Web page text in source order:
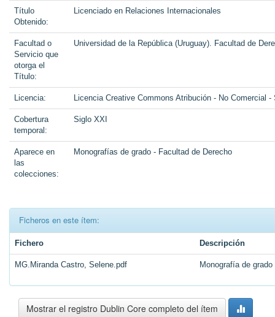
Título
Obtenido:
Licenciado en Relaciones Internacionales
Facultad o
Servicio que
otorga el
Título:
Universidad de la República (Uruguay). Facultad de
Licencia: Licencia Creative Commons Atribución - No Comercial
Cobertura
temporal:
Siglo XXI
Aparece en
las
colecciones:
Monografías de grado - Facultad de Derecho
Ficheros en este ítem:
Fichero Descripción
MG.Miranda Castro, Selene.pdf Monografía de grado
Mostrar el registro Dublin Core completo del ítem